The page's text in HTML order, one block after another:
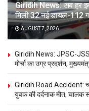
Giridih News: अब हर
मिली 32 नई डायल-112
AUGUST 7, 2026
Giridih News: JPSC-
मोर्चा का उग्र प्रदर्शन,
Giridih Road Accident:
युवक की दर्दनाक मौत; चालक